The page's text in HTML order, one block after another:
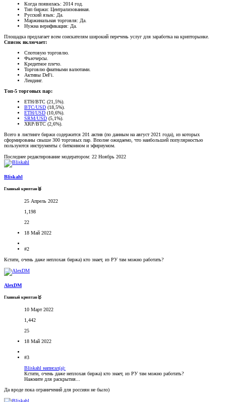
Когда появилась: 2014 год.
Тип биржи: Централизованная.
Русский язык: Да.
Маржинальная торговля: Да.
Нужна верификация: Да.
Площадка предлагает всем соискателям широкий перечень услуг для заработка на крипторынке.
Список включает:
Спотовую торговлю.
Фьючерсы.
Кредитное плечо.
Торговлю фиатными валютами.
Активы DeFi.
Лендинг.
Топ-5 торговых пар:
ETH/BTC (21,5%).
BTC/USD (18,5%).
ETH/USD (10,6%).
SRM/USD (5,1%).
XRP/BTC (2,6%).
Всего в листинге биржи содержится 201 актив (по данным на август 2021 года), из которых
сформированы свыше 300 торговых пар. Вполне ожидаемо, что наибольшей популярностью
пользуются инструменты с биткоином и эфириумом.
Последнее редактирование модератором: 22 Ноябрь 2022
Bliskahl
Главный криптан🥈
25 Апрель 2022
1,198
22
18 Май 2022
#2
Кстати, очень даже неплохая биржа) кто знает, из РУ там можно работать?
AlexDM
Главный криптан🥇
10 Март 2022
1,442
25
18 Май 2022
#3
Bliskahl написал(а):
Кстати, очень даже неплохая биржа) кто знает, из РУ там можно работать?
Нажмите для раскрытия...
Да вроде пока ограничений для россиян не было)